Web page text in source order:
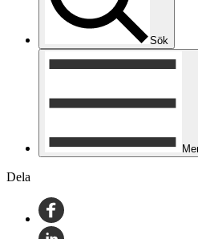
Sök
Dela